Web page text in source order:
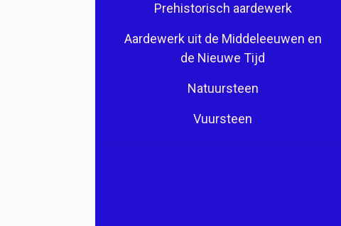
Prehistorisch aardewerk
Aardewerk uit de Middeleeuwen en
de Nieuwe Tijd
Natuursteen
Vuursteen